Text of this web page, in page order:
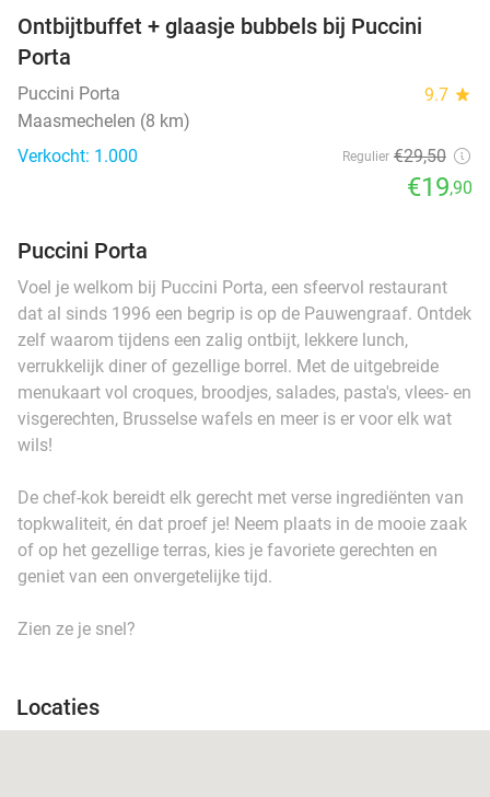
SOLD
OUT
Ontbijtbuffet + glaasje bubbels bij Puccini
Porta
Puccini Porta 9.7 star
Maasmechelen (8 km)
Verkocht: 1.000
Regulier €29,50
€19,90
Puccini Porta
Voel je welkom bij Puccini Porta, een sfeervol restaurant
dat al sinds 1996 een begrip is op de Pauwengraaf. Ontdek
zelf waarom tijdens een zalig ontbijt, lekkere lunch,
verrukkelijk diner of gezellige borrel. Met de uitgebreide
menukaart vol croques, broodjes, salades, pasta's, vlees- en
visgerechten, Brusselse wafels en meer is er voor elk wat
wils!
De chef-kok bereidt elk gerecht met verse ingrediënten van
topkwaliteit, én dat proef je! Neem plaats in de mooie zaak
of op het gezellige terras, kies je favoriete gerechten en
geniet van een onvergetelijke tijd.
Zien ze je snel?
Locaties